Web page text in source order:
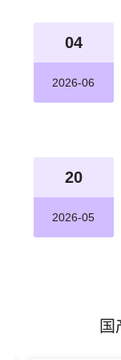
04
2026-06
20
2026-05